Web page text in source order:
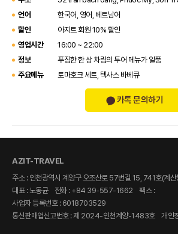
언어
한국어, 영어, 베트남어
할인
아지트 회원 10% 할인
영업시간
16:00 ~ 22:00
정보
푸짐한 한 상 차림의 투어 메뉴가 일품
주요메뉴
토마호크 세트, 텍사스 바베큐
카톡 문의하기
AZIT-TRAVEL
주소 : 인천광역시 계양구 오조산로 57번길 15, 741호(계산
대표 : 노동균
전화 : +84 39-557-1662
팩스 :
사업자 등록번호 : 6018703529
통신판매업신고번호 : 제 2024-인천계양-1483호
개인